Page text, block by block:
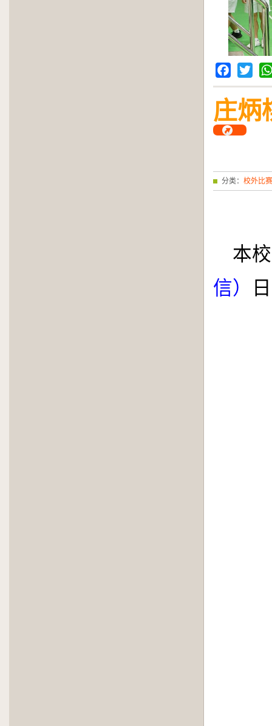
Facebook
Twitter
庄炳
分类： 校外比赛
本
信）